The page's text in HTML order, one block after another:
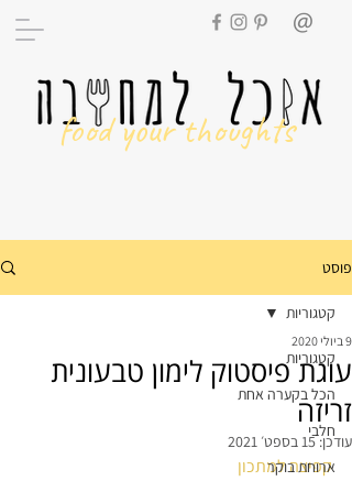
food your thoughts
פוסט
קטגוריות
הכל בקערה אחת
חלבי
ארוחת בוקר
קטגוריות
עוגת פיסטוק לימון טבעונית
זריזה
9 ביולי 2020
עודכן:15 בספט׳ 2021
קפיצה למתכון